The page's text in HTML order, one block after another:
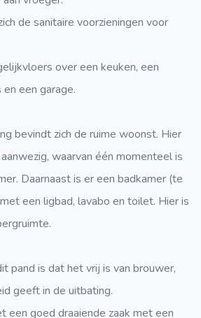
de sanitaire voorzieningen voor
over een keuken, een
een garage.
bevindt zich de ruime woonst. Hier
waarvan één momenteel is
Daarnaast is er een badkamer (te
een ligbad, lavabo en toilet. Hier is
pand is dat het vrij is van brouwer,
geeft in de uitbating.
een goed draaiende zaak met een